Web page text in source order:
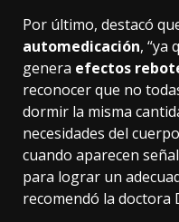
Por último, destacó
automedicación, “ya
genera efectos
reconocer que no
dormir la misma
necesidades del
cuando aparecen
para lograr un
recomendó la doctora